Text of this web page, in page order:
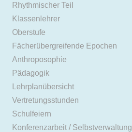
Rhythmischer Teil
Klassenlehrer
Oberstufe
Fächerübergreifende Epochen
Anthroposophie
Pädagogik
Lehrplanübersicht
Vertretungsstunden
Schulfeiern
Konferenzarbeit / Selbstverwaltung